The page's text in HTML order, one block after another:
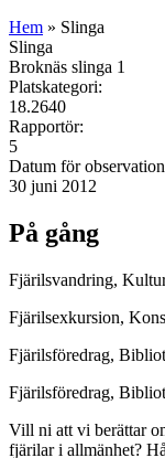
Hem » Slinga
Slinga
Broknäs slinga 1
Platskategori:
18.2640
Rapportör:
5
Datum för
30 juni 2012
På gång
Fjärilsvandring,
Fjärilsexkursion,
Fjärilsföredrag,
Fjärilsföredrag,
Vill ni att vi berättar
fjärilar i allmänhet?